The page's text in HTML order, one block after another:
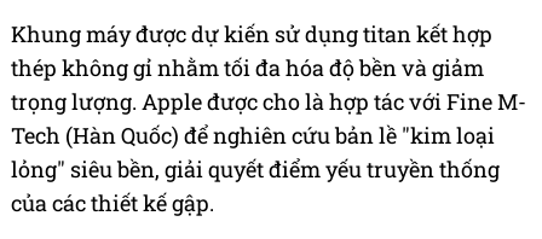
Khung máy được dự kiến sử dụng titan kết hợp
thép không gỉ nhằm tối đa hóa độ bền và giảm
trọng lượng. Apple được cho là hợp tác với Fine M-
Tech (Hàn Quốc) để nghiên cứu bản lề "kim loại
lỏng" siêu bền, giải quyết điểm yếu truyền thống
của các thiết kế gập.